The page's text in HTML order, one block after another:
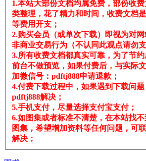
1.本站大部份文档均属免费，部份收
类整理，花了精力和时间，收费文档
等费用开支；
2.购买会员（或单次下载）即视为对网
非商业交易行为（不认同此观点请勿
3.所有收费文档都真实可靠，为了节
前台不做预览，如果付费后，与实际
加微信号：pdftj888申请退款；
4.付费下载过程中，如果遇到下载问
pdftj888解决；
5.手机支付，尽量选择支付宝支付；
6.如图集或者标准不清楚，在本站找
图集，希望增加资料等任何问题，可
解决；